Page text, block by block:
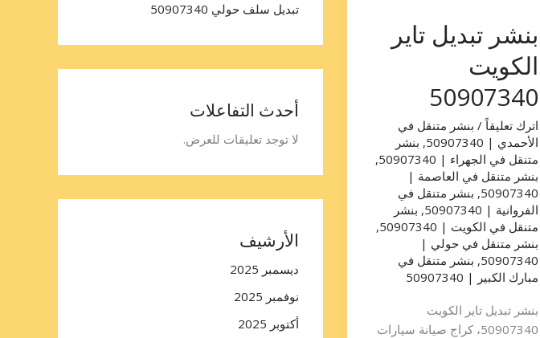
بنشر تبديل تاير
الكويت
50907340
اترك تعليقاً / بنشر متنقل في
الأحمدي | 50907340
, بنشر
متنقل في الجهراء | 50907340
,
بنشر متنقل في العاصمة |
50907340
, بنشر متنقل في
الفروانية | 50907340
, بنشر
متنقل في الكويت | 50907340
,
بنشر متنقل في حولي |
50907340
, بنشر متنقل في
مبارك الكبير | 50907340
بنشر تبديل تاير الكويت
50907340، كراج صيانة سيارات
تبديل سلف حولي 50907340
أحدث التفاعلات
لا توجد تعليقات للعرض.
الأرشيف
ديسمبر 2025
نوفمبر 2025
أكتوبر 2025